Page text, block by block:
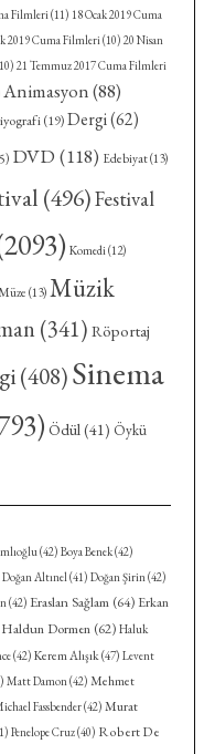
Filmleri (11) 18 Ocak 2019 Cuma
2019 Cuma Filmleri (10) 20 Nisan
21 Temmuz 2017 Cuma Filmleri
Animasyon(88)
(19) Dergi(62)
DVD (118) Edebiyat(13)
(496)Festival
Komedi (12)
Müze (13) Müzik
(341) Röportaj
(408)Sinema
Ödül (41) Öykü
(42) Boya Benek(42)
Doğan Altınel (41) Doğan Şirin (42)
(42) Eraslan Sağlam(64) Erkan
Haldun Dormen(62) Haluk
(42) Kerem Alışık (47) Levent
Matt Damon (42) Mehmet
Fassbender(42) Murat
Penelope Cruz(40) Robert De